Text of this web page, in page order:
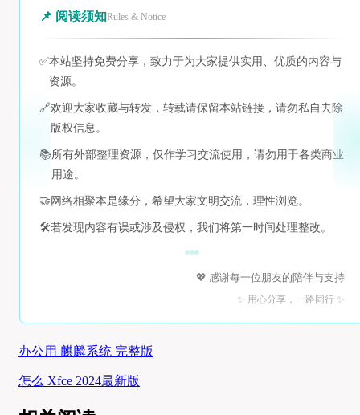
📌 阅读须知Rules & Notice
✅本站坚持免费分享，致力于为大家提供实用、优质的内容与
资源。
🔗欢迎大家收藏与转发，转载请保留本站链接，请勿私自去除
版权信息。
📚所有外部整理资源，仅作学习交流使用，请勿用于各类商业
用途。
🤝 网络相聚本是缘分，希望大家文明交流，理性浏览。
🛠️若发现内容有误或涉及侵权，我们将第一时间处理整改。
💖 感谢每一位朋友的陪伴与支持
✨ 用心分享，一路同行 ✨
办公用 麒麟系统 完整版
怎么 Xfce 2024最新版